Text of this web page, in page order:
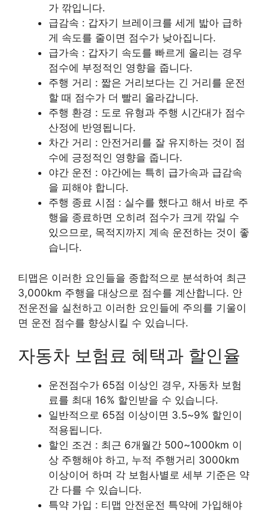
가 깎입니다.
급감속 : 갑자기 브레이크를 세게 밟아 급하
게 속도를 줄이면 점수가 낮아집니다.
급가속 : 갑자기 속도를 빠르게 올리는 경우
점수에 부정적인 영향을 줍니다.
주행 거리 : 짧은 거리보다는 긴 거리를 운전
할 때 점수가 더 빨리 올라갑니다.
주행 환경 : 도로 유형과 주행 시간대가 점수
산정에 반영됩니다.
차간 거리 : 안전거리를 잘 유지하는 것이 점
수에 긍정적인 영향을 줍니다.
야간 운전 : 야간에는 특히 급가속과 급감속
을 피해야 합니다.
주행 종료 시점 : 실수를 했다고 해서 바로 주
행을 종료하면 오히려 점수가 크게 깎일 수
있으므로, 목적지까지 계속 운전하는 것이 좋
습니다.
티맵은 이러한 요인들을 종합적으로 분석하여 최근
3,000km 주행을 대상으로 점수를 계산합니다. 안
전운전을 실천하고 이러한 요인들에 주의를 기울이
면 운전 점수를 향상시킬 수 있습니다.
자동차 보험료 혜택과 할인율
운전점수가 65점 이상인 경우, 자동차 보험
료를 최대 16% 할인받을 수 있습니다.
일반적으로 65점 이상이면 3.5~9% 할인이
적용됩니다.
할인 조건 : 최근 6개월간 500~1000km 이
상 주행해야 하고, 누적 주행거리 3000km
이상이어 하며 각 보험사별로 세부 기준은 약
간 다를 수 있습니다.
특약 가입 : 티맵 안전운전 특약에 가입해야